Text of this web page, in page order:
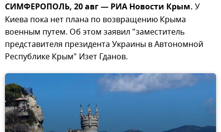
СИМФЕРОПОЛЬ, 20 авг — РИА Новости Крым. У
Киева пока нет плана по возвращению Крыма
военным путем. Об этом заявил "заместитель
представителя президента Украины в Автономной
Республике Крым" Изет Гданов.